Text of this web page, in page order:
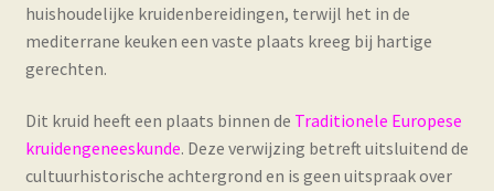
huishoudelijke kruidenbereidingen, terwijl het in de
mediterrane keuken een vaste plaats kreeg bij hartige
gerechten.
Dit kruid heeft een plaats binnen de Traditionele Europese
kruidengeneeskunde. Deze verwijzing betreft uitsluitend de
cultuurhistorische achtergrond en is geen uitspraak over